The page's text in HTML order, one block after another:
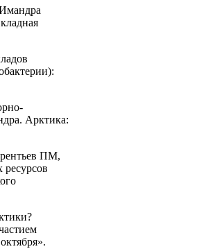
Арктика:
ПМ,